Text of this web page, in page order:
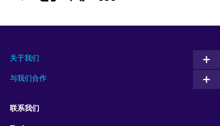
关于我们
与我们合作
联系我们